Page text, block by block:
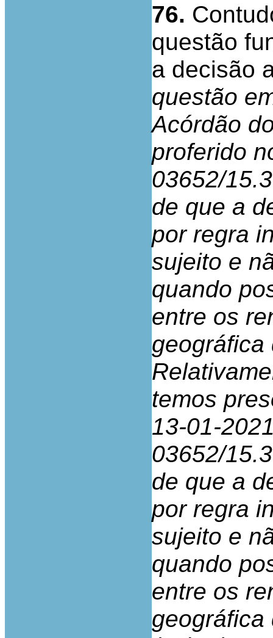
76.
questão
a decisão
questão
Acórdão
proferido
03652/
de que a
por regra
sujeito e
quando
entre os
geográfica
temos
13-01-
03652/
de que a
por regra
sujeito e
quando
entre os
geográfica